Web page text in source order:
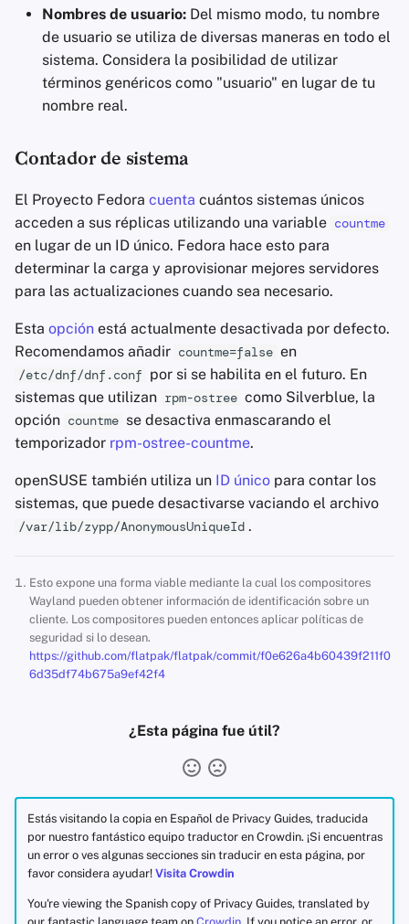
Nombres de usuario: Del mismo modo, tu nombre
de usuario se utiliza de diversas maneras en todo el
sistema. Considera la posibilidad de utilizar
términos genéricos como "usuario" en lugar de tu
nombre real.
Contador de sistema
El Proyecto Fedora cuenta cuántos sistemas únicos
acceden a sus réplicas utilizando una variable countme
en lugar de un ID único. Fedora hace esto para
determinar la carga y aprovisionar mejores servidores
para las actualizaciones cuando sea necesario.
Esta opción está actualmente desactivada por defecto.
Recomendamos añadir countme=false en
/etc/dnf/dnf.conf por si se habilita en el futuro. En
sistemas que utilizan rpm-ostree como Silverblue, la
opción countme se desactiva enmascarando el
temporizador rpm-ostree-countme.
openSUSE también utiliza un ID único para contar los
sistemas, que puede desactivarse vaciando el archivo
/var/lib/zypp/AnonymousUniqueId .
Esto expone una forma viable mediante la cual los compositores
Wayland pueden obtener información de identificación sobre un
cliente. Los compositores pueden entonces aplicar políticas de
seguridad si lo desean.
https://github.com/flatpak/flatpak/commit/f0e626a4b60439f211f0
6d35df74b675a9ef42f4
¿Esta página fue útil?
Estás visitando la copia en Español de Privacy Guides, traducida
por nuestro fantástico equipo traductor en Crowdin. ¡Si encuentras
un error o ves algunas secciones sin traducir en esta página, por
favor considera ayudar! Visita Crowdin
You're viewing the Spanish copy of Privacy Guides, translated by